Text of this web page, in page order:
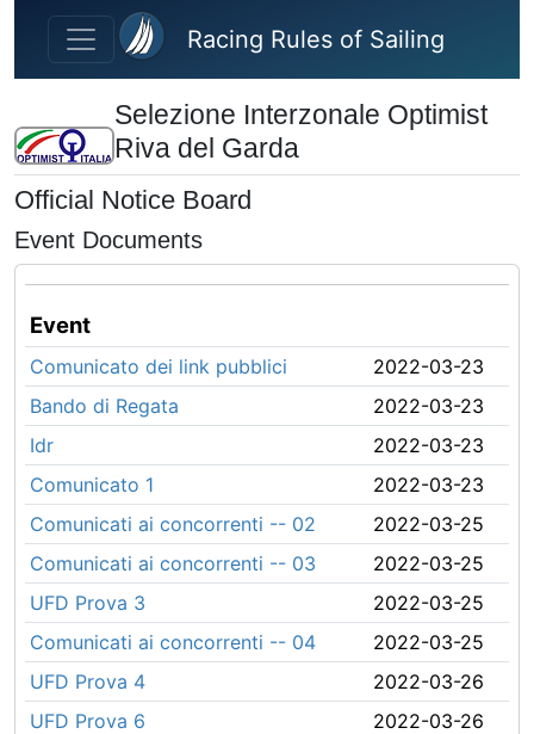
Skip to main content
Racing Rules of Sailing
Selezione Interzonale Optimist
Riva del Garda
Official Notice Board
Event Documents
Event
Comunicato dei link pubblici
2022-03-23
Bando di Regata
2022-03-23
Idr
2022-03-23
Comunicato 1
2022-03-23
Comunicati ai concorrenti -- 02
2022-03-25
Comunicati ai concorrenti -- 03
2022-03-25
UFD Prova 3
2022-03-25
Comunicati ai concorrenti -- 04
2022-03-25
UFD Prova 4
2022-03-26
UFD Prova 6
2022-03-26